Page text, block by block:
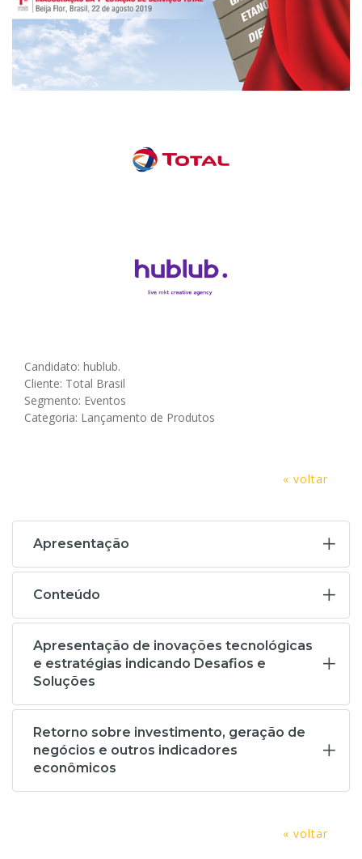
Candidato: hublub.
Cliente: Total Brasil
Segmento: Eventos
Categoria: Lançamento de Produtos
« voltar
Apresentação
Conteúdo
Apresentação de inovações tecnológicas
e estratégias indicando Desafios e
Soluções
Retorno sobre investimento, geração de
negócios e outros indicadores
econômicos
« voltar